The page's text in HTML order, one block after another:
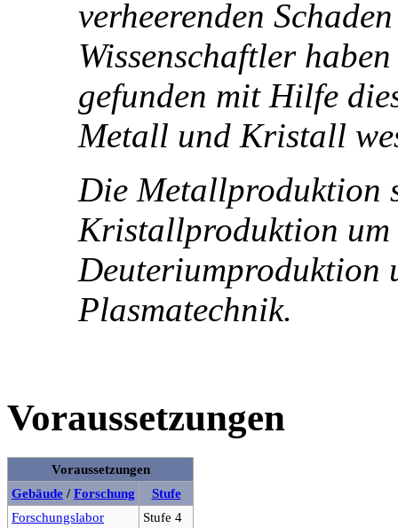
verheerenden
Wissenschaftler
gefunden mit Hilfe
Metall und Kristall
Die Metallproduktion
Kristallproduktion um
Deuteriumproduktion
Plasmatechnik.
Voraussetzungen
Voraussetzungen
Gebäude /Forschung
Stufe
Forschungslabor
Stufe 4